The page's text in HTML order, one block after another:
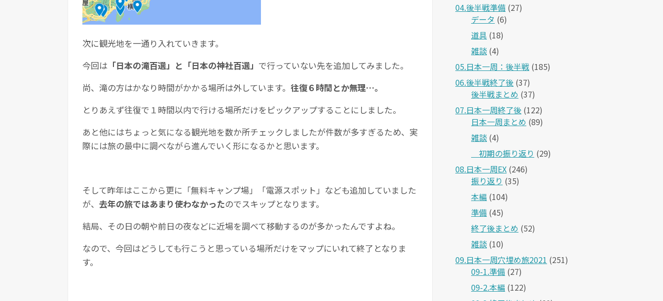
次に観光地を一通り入れていきます。
今回は 「日本の滝百選」と「日本の神社百選」 で行っていない先を追加してみました。
尚、滝の方はかなり時間がかかる場所は外しています。 往復６時間とか無理…。
とりあえず往復で１時間以内で行ける場所だけをピックアップすることにしました。
あと他にはちょっと気になる観光地を数か所チェックしましたが件数が多すぎるため、実
際には旅の最中に調べながら進んでいく形になるかと思います。
そして昨年はここから更に「無料キャンプ場」「電源スポット」なども追加していました
が、 去年の旅ではあまり使わなかったのでスキップとなります。
結局、その日の朝や前日の夜などに近場を調べて移動するのが多かったんですよね。
なので、今回はどうしても行こうと思っている場所だけをマップにいれて終了となりま
す。
04.後半戦準備 (27)
データ (6)
道具 (18)
雑談 (4)
05.日本一周：後半戦 (185)
06.後半戦終了後 (37)
後半戦まとめ (37)
07.日本一周終了後 (122)
日本一周まとめ (89)
雑談 (4)
＿初期の振り返り (29)
08.日本一周EX (246)
振り返り (35)
本編 (104)
準備 (45)
終了後まとめ (52)
雑談 (10)
09.日本一周穴埋め旅2021 (251)
09-1.準備 (27)
09-2.本編 (122)